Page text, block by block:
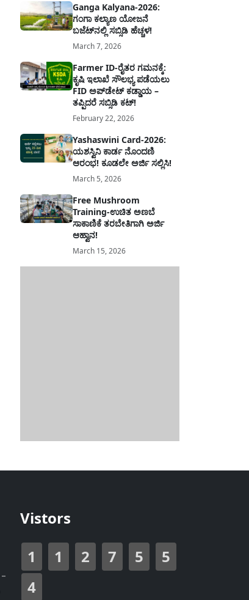
ಸಮಾಜಕ್ಕಾಗಿ ದುಡಿತಿರುತ್ತಾರೆ ಹಾಗೆಯೇ ಅವರು ತಮ್ಮ 60
ವರ್ಷಗಳ ನಂತರದ ಜೀವನವನ್ನು ನೆಮ್ಮದಿಯಿಂದ
ಕಳೆಯಬೇಕೆಂಬುದು ಪ್ರತಿಯೊಬ್ಬರ ಕನಸಾಗಿರುತ್ತದೆ ಆದ್ದರಿಂದ
ಸರ್ಕಾರವು ಹಿರಿಯ ನಾಗರಿಕರ ಗುರುತಿನ ಚೀಟಿ...
Ganga Kalyana-2026:
ಗಂಗಾ ಕಲ್ಯಾಣ ಯೋಜನೆ
ಬಜೆಟ್‌ನಲ್ಲಿ ಸಬ್ಸಿಡಿ ಹೆಚ್ಚಳ!
March 7, 2026
Farmer ID-ರೈತರ ಗಮನಕ್ಕೆ:
ಕೃಷಿ ಇಲಾಖೆ ಸೌಲಭ್ಯ ಪಡೆಯಲು
FID ಅಪ್‌ಡೇಟ್ ಕಡ್ಡಾಯ –
ತಪ್ಪಿದರೆ ಸಬ್ಸಿಡಿ ಕಟ್!
February 22, 2026
Yashaswini Card-2026:
ಯಶಸ್ವಿನಿ ಕಾರ್ಡ ನೊಂದಣಿ
ಆರಂಭ! ಕೂಡಲೇ ಅರ್ಜಿ ಸಲ್ಲಿಸಿ!
March 5, 2026
Free Mushroom
Training-ಉಚಿತ ಅಣಬೆ
ಸಾಕಾಣಿಕೆ ತರಬೇತಿಗಾಗಿ ಅರ್ಜಿ
ಆಹ್ವಾನ!
March 15, 2026
Vistors
1
1 2 7 5
5
4